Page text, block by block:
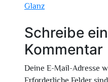
Glanz
Schreibe
Kommentar
Deine E-Mail-Adresse